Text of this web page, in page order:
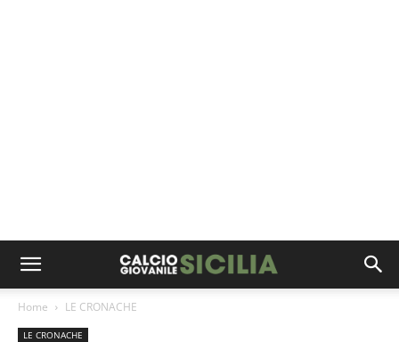
Home LE CRONACHE
LE CRONACHE